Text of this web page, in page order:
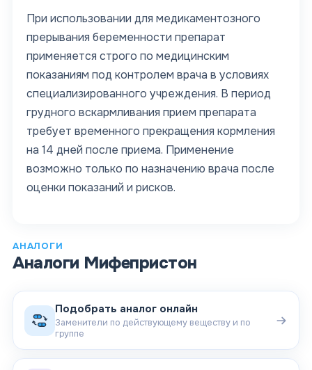
При использовании для медикаментозного
прерывания беременности препарат
применяется строго по медицинским
показаниям под контролем врача в условиях
специализированного учреждения. В период
грудного вскармливания прием препарата
требует временного прекращения кормления
на 14 дней после приема. Применение
возможно только по назначению врача после
оценки показаний и рисков.
АНАЛОГИ
Аналоги Мифепристон
Подобрать аналог онлайн
Заменители по действующему веществу и по
группе